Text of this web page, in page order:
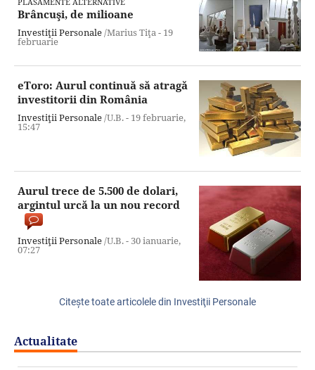
PLASAMENTE ALTERNATIVE
Brâncuşi, de milioane
Investiţii Personale/Marius Tiţa - 19
februarie
eToro: Aurul continuă să atragă
investitorii din România
Investiţii Personale/U.B. - 19 februarie,
15:47
Aurul trece de 5.500 de dolari,
argintul urcă la un nou record
Investiţii Personale /U.B. - 30 ianuarie,
07:27
Citeşte toate articolele din Investiţii Personale
Actualitate